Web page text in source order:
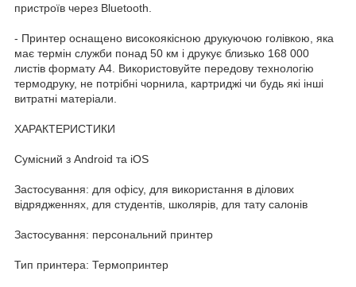
пристроїв через Bluetooth.
- Принтер оснащено високоякісною друкуючою голівкою, яка
має термін служби понад 50 км і друкує близько 168 000
листів формату A4. Використовуйте передову технологію
термодруку, не потрібні чорнила, картриджі чи будь які інші
витратні матеріали.
ХАРАКТЕРИСТИКИ
Сумісний з Android та iOS
Застосування: для офісу, для використання в ділових
відрядженнях, для студентів, школярів, для тату салонів
Застосування: персональний принтер
Тип принтера: Термопринтер